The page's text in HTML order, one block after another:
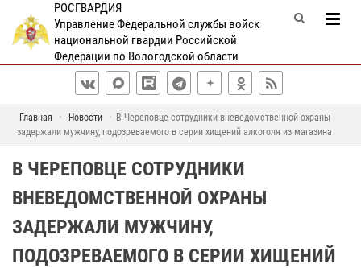
РОСГВАРДИЯ
Управление Федеральной службы войск
национальной гвардии Российской
Федерации по Вологодской области
Главная Новости
В Череповце сотрудники вневедомственной охраны
задержали мужчину, подозреваемого в серии хищений алкоголя из магазина
В ЧЕРЕПОВЦЕ СОТРУДНИКИ
ВНЕВЕДОМСТВЕННОЙ ОХРАНЫ
ЗАДЕРЖАЛИ МУЖЧИНУ,
ПОДОЗРЕВАЕМОГО В СЕРИИ ХИЩЕНИЙ